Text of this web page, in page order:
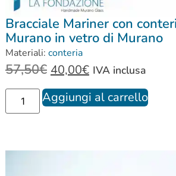
Bracciale Mariner con
Murano in vetro di Murano
Materiali: conteria
57,50€ 40,00€ IVA inclusa
Aggiungi al carrello